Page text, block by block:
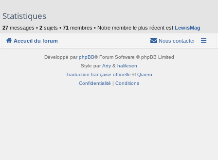
Statistiques
27 messages • 2 sujets • 71 membres • Notre membre le plus récent est LewisMag
Accueil du forum Nous contacter
Développé par phpBB® Forum Software © phpBB Limited
Style par Arty & halilesen
Traduction française officielle ©Qiaeru
Confidentialité | Conditions